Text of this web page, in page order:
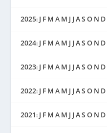
2025: J F M A M J J AS O N D
2024: J F M A M J J AS O N D
2023: J F M A M J J AS O N D
2022: J F M A M J J AS O N D
2021: J F M A M J J AS O N D